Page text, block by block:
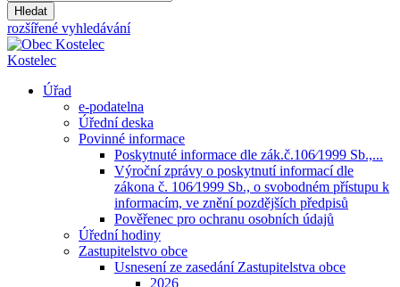
Hledat
rozšířené vyhledávání
Kostelec
Úřad
e-podatelna
Úřední deska
Povinné informace
Poskytnuté informace dle zák.č.106⁄1999 Sb.,...
Výroční zprávy o poskytnutí informací dle
zákona č. 106⁄1999 Sb., o svobodném přístupu k
informacím, ve znění pozdějších předpisů
Pověřenec pro ochranu osobních údajů
Úřední hodiny
Zastupitelstvo obce
Usnesení ze zasedání Zastupitelstva obce
2026